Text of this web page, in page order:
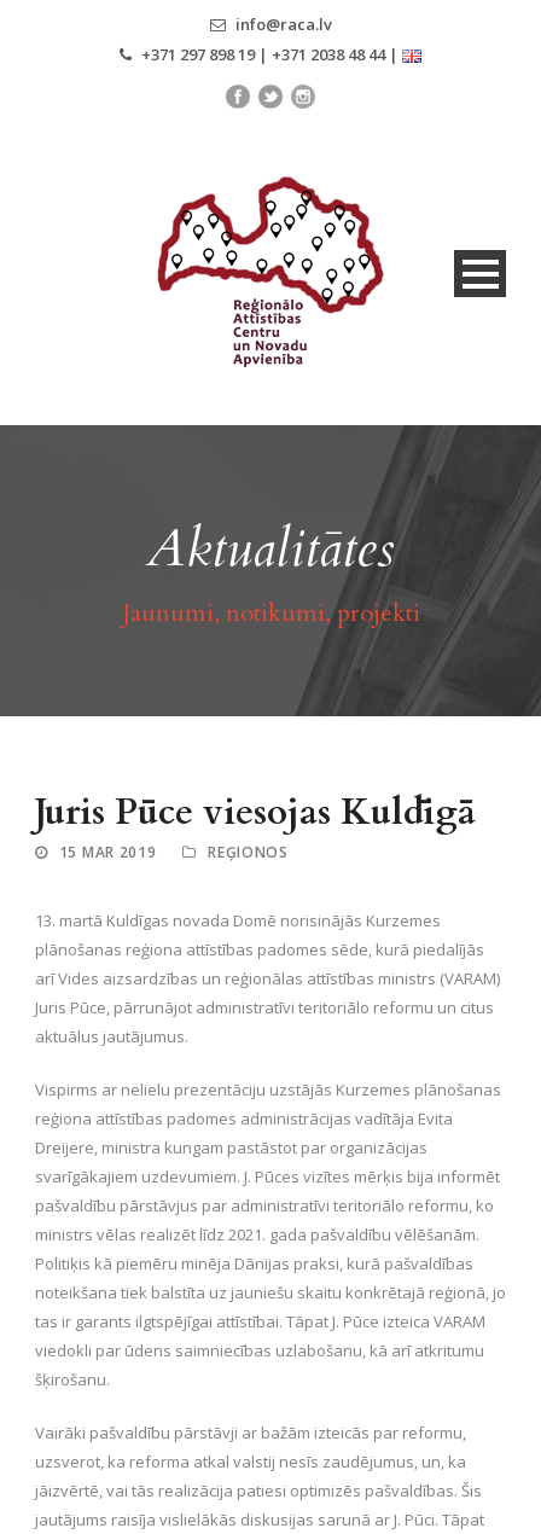
info@raca.lv
+371 297 898 19 | +371 2038 48 44 |
Aktualitātes
Jaunumi, notikumi, projekti
Juris Pūce viesojas Kuldīgā
15 MAR 2019 REĢIONOS
13. martā Kuldīgas novada Domē norisinājās Kurzemes
plānošanas reģiona attīstības padomes sēde, kurā piedalījās
arī Vides aizsardzības un reģionālas attīstības ministrs (VARAM)
Juris Pūce, pārrunājot administratīvi teritoriālo reformu un citus
aktuālus jautājumus.
Vispirms ar nelielu prezentāciju uzstājās Kurzemes plānošanas
reģiona attīstības padomes administrācijas vadītāja Evita
Dreijere, ministra kungam pastāstot par organizācijas
svarīgākajiem uzdevumiem. J. Pūces vizītes mērķis bija informēt
pašvaldību pārstāvjus par administratīvi teritoriālo reformu, ko
ministrs vēlas realizēt līdz 2021. gada pašvaldību vēlēšanām.
Politiķis kā piemēru minēja Dānijas praksi, kurā pašvaldības
noteikšana tiek balstīta uz jauniešu skaitu konkrētajā reģionā, jo
tas ir garants ilgtspējīgai attīstībai. Tāpat J. Pūce izteica VARAM
viedokli par ūdens saimniecības uzlabošanu, kā arī atkritumu
šķirošanu.
Vairāki pašvaldību pārstāvji ar bažām izteicās par reformu,
uzsverot, ka reforma atkal valstij nesīs zaudējumus, un, ka
jāizvērtē, vai tās realizācija patiesi optimizēs pašvaldības. Šis
jautājums raisīja vislielākās diskusijas sarunā ar J. Pūci. Tāpat